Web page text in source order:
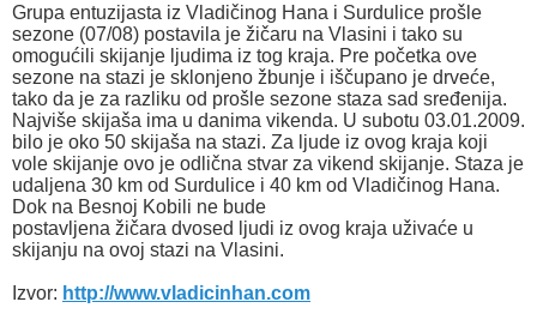
Grupa entuzijasta iz Vladičinog Hana i Surdulice prošle
sezone (07/08) postavila je žičaru na Vlasini i tako su
omogućili skijanje ljudima iz tog kraja. Pre početka ove
sezone na stazi je sklonjeno žbunje i iščupano je drveće,
tako da je za razliku od prošle sezone staza sad sređenija.
Najviše skijaša ima u danima vikenda. U subotu 03.01.2009.
bilo je oko 50 skijaša na stazi. Za ljude iz ovog kraja koji
vole skijanje ovo je odlična stvar za vikend skijanje. Staza je
udaljena 30 km od Surdulice i 40 km od Vladičinog Hana.
Dok na Besnoj Kobili ne bude
postavljena žičara dvosed ljudi iz ovog kraja uživaće u
skijanju na ovoj stazi na Vlasini.
Izvor: http://www.vladicinhan.com